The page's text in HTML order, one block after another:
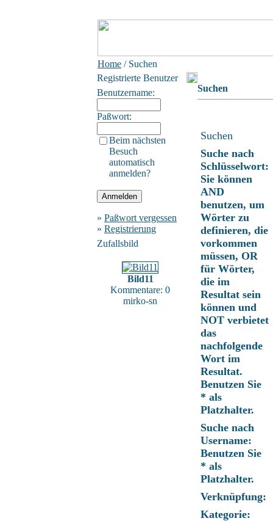
Home / Suchen
Registrierte Benutzer
Benutzername:
Paßwort:
Beim nächsten
Besuch
automatisch
anmelden?
» Paßwort vergessen
» Registrierung
Zufallsbild
Bild11
Kommentare: 0
mirko-sn
Suchen
Suchen
Suche nach
Schlüsselwort:
Sie können
AND
benutzen, um
Wörter zu
definieren, die
vorkommen
müssen, OR
für Wörter,
die im
Resultat sein
können und
NOT verbietet
das
nachfolgende
Wort im
Resultat.
Benutzen Sie
* als
Platzhalter.
Suche nach
Username:
Benutzen Sie
* als
Platzhalter.
Verknüpfung:
Kategorie: